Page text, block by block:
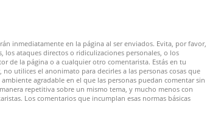
inmediatamente en la página al ser enviados. Evita, por favor,
los ataques directos o ridiculizaciones personales, o los
de la página o a cualquier otro comentarista. Estás en tu
utilices el anonimato para decirles a las personas cosas que
agradable en el que las personas puedan comentar sin
repetitiva sobre un mismo tema, y mucho menos con
Los comentarios que incumplan esas normas básicas